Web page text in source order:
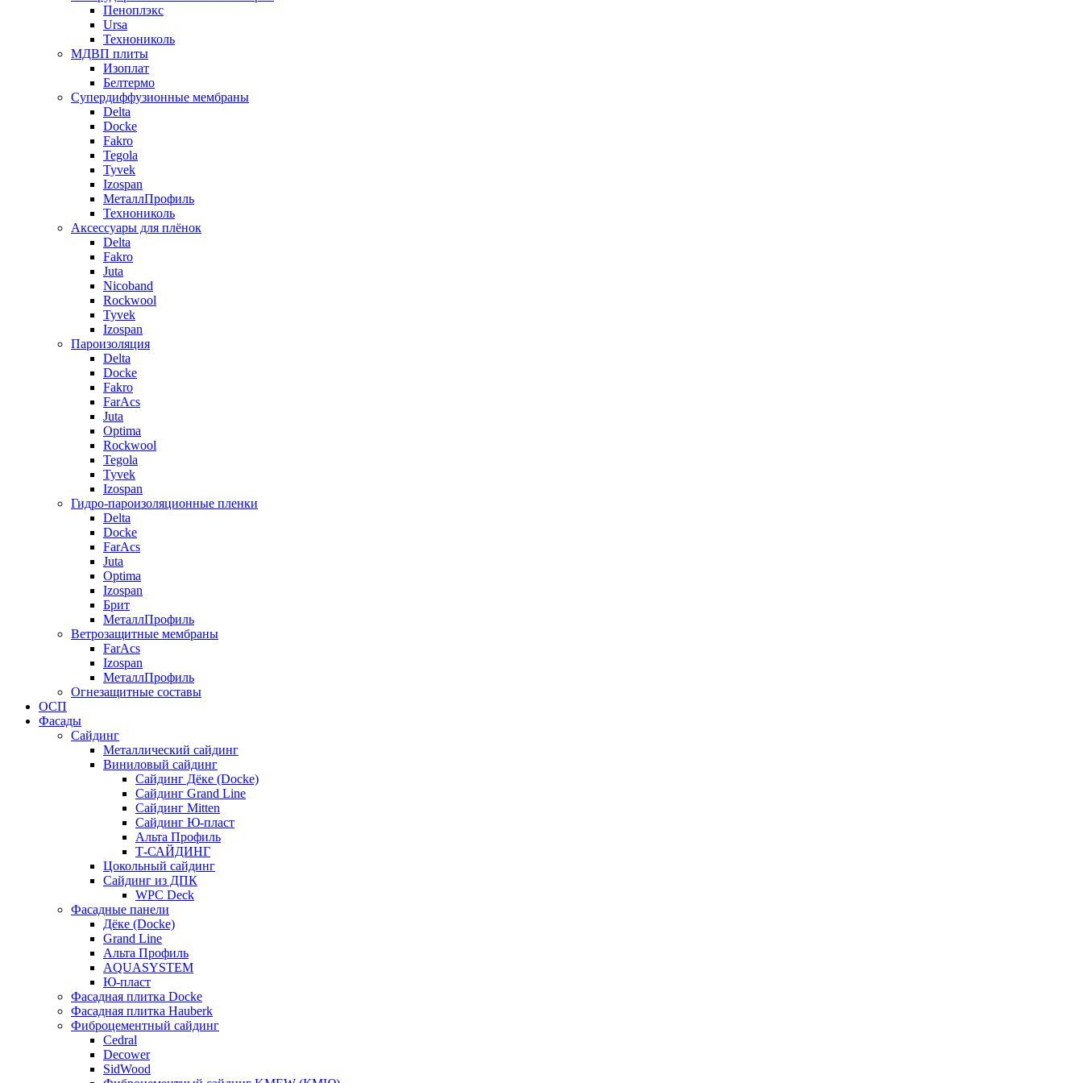
Пеноплэкс
Ursa
Технониколь
МДВП плиты
Изоплат
Белтермо
Супердиффузионные мембраны
Delta
Docke
Fakro
Tegola
Tyvek
Izospan
МеталлПрофиль
Технониколь
Аксессуары для плёнок
Delta
Fakro
Juta
Nicoband
Rockwool
Tyvek
Izospan
Пароизоляция
Delta
Docke
Fakro
FarAcs
Juta
Optima
Rockwool
Tegola
Tyvek
Izospan
Гидро-пароизоляционные пленки
Delta
Docke
FarAcs
Juta
Optima
Izospan
Брит
МеталлПрофиль
Ветрозащитные мембраны
FarAcs
Izospan
МеталлПрофиль
Огнезащитные составы
ОСП
Фасады
Сайдинг
Металлический сайдинг
Виниловый сайдинг
Сайдинг Дёке (Docke)
Сайдинг Grand Line
Сайдинг Mitten
Сайдинг Ю-пласт
Альта Профиль
Т-САЙДИНГ
Цокольный сайдинг
Сайдинг из ДПК
WPC Deck
Фасадные панели
Дёке (Docke)
Grand Line
Альта Профиль
AQUASYSTEM
Ю-пласт
Фасадная плитка Docke
Фасадная плитка Hauberk
Фиброцементный сайдинг
Cedral
Decower
SidWood